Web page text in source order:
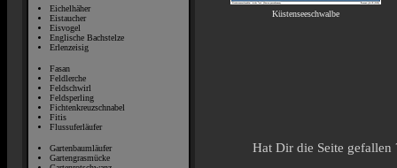
Eichelhäher
Eistaucher
Eisvogel
Englische Bachstelze
Erlenzeisig
Fasan
Feldlerche
Feldschwirl
Feldsperling
Fichtenkreuzschnabel
Fitis
Flussuferläufer
Gartenbaumläufer
Gartengrasmücke
Küstenseeschwalbe
Hat Dir die Seite